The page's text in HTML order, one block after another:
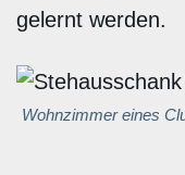
gelernt werden.
Wohnzimmer eines